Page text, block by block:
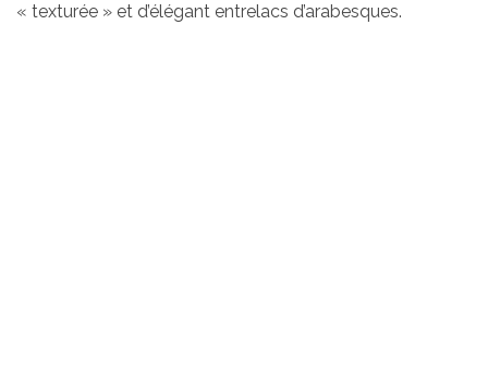
« texturée » et d’élégant entrelacs d’arabesques.